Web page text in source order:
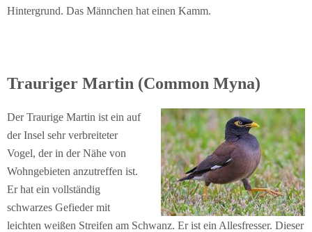
Hintergrund. Das Männchen hat einen Kamm.
Trauriger Martin (Common Myna)
Der Traurige Martin ist ein auf
der Insel sehr verbreiteter
Vogel, der in der Nähe von
Wohngebieten anzutreffen ist.
Er hat ein vollständig
schwarzes Gefieder mit
leichten weißen Streifen am Schwanz. Er ist ein Allesfresser. Dieser